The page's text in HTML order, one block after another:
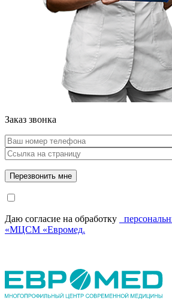
Заказ звонка
Даю согласие на обработку
«МЦСМ «Евромед.